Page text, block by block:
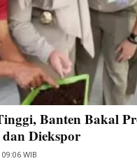
Banten Bakal
Diekspor
WIB